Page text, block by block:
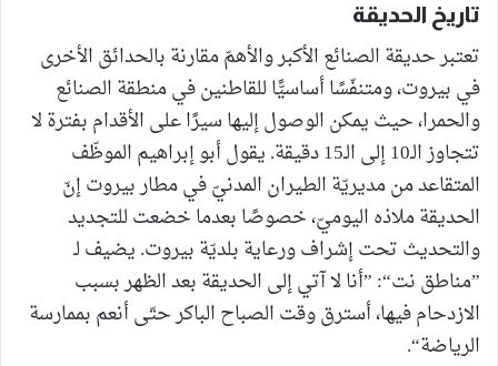
تاريخ الحديقة
تعتبر حديقة الصنائع الأكبر والأهمّ مقارنة بالحدائق الأخرى
في بيروت، ومتنفّسًا أساسيًّا للقاطنين في منطقة الصنائع
والحمرا، حيث يمكن الوصول إليها سيرًا على الأقدام بفترة لا
تتجاوز الـ10 إلى الـ15 دقيقة. يقول أبو إبراهيم الموظّف
المتقاعد من مديريّة الطيران المدنيّ في مطار بيروت إنّ
الحديقة ملاذه اليوميّ، خصوصًا بعدما خضعت للتجديد
والتحديث تحت إشراف ورعاية بلديّة بيروت. يضيف لـ
”مناطق نت“: ”أنا لا آتي إلى الحديقة بعد الظهر بسبب
الازدحام فيها، أسترق وقت الصباح الباكر حتّى أنعم بممارسة
الرياضة“.